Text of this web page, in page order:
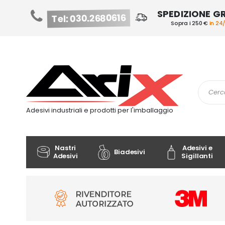
Tel: 030.2680616 SPEDIZIONE
Sopra i 250 €in
contenuto
Adesivi industriali e prodotti per l'imballaggio
Cerca
Nastri
Adesivi
Biadesivi
Adesivi e
Sigillanti